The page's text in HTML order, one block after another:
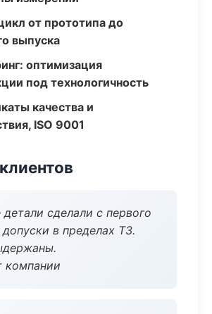
от прототипа до
выпуска
оптимизация
под технологичность
качества и
ISO 9001
сделали с первого
допуски в пределах ТЗ.
компании